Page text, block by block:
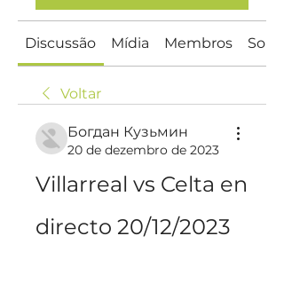
Discussão Mídia Membros Sobre
Voltar
Богдан Кузьмин
20 de dezembro de 2023
Villarreal vs Celta en
directo 20/12/2023